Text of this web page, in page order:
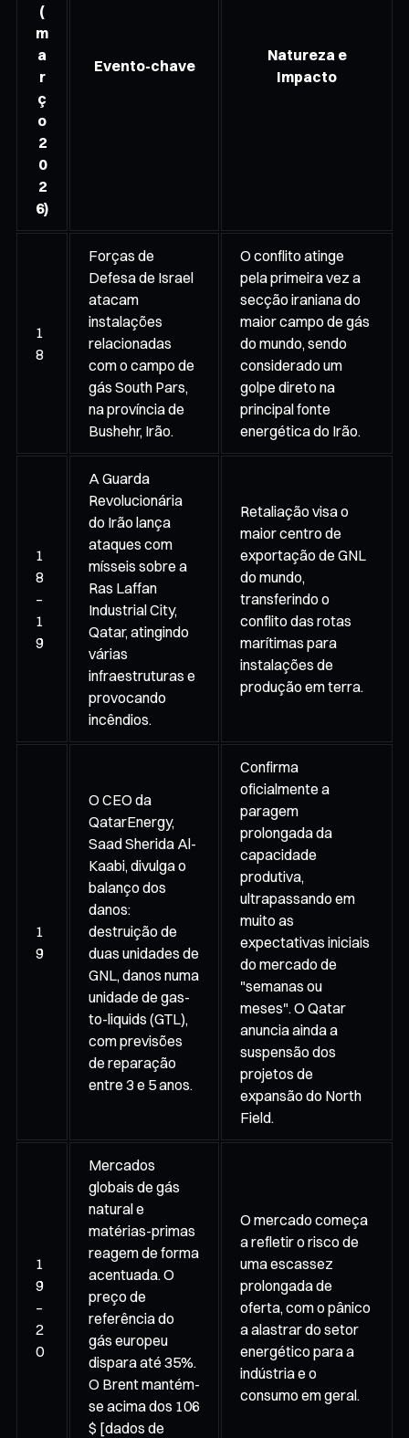
(
m
a
r
ç
o
2
0
2
6)
Evento-chave
Natureza e
Impacto
1
8
Forças de
Defesa de Israel
atacam
instalações
relacionadas
com o campo de
gás South Pars,
na província de
Bushehr, Irão.
O conflito atinge
pela primeira vez a
secção iraniana do
maior campo de gás
do mundo, sendo
considerado um
golpe direto na
principal fonte
energética do Irão.
1
8
–
1
9
A Guarda
Revolucionária
do Irão lança
ataques com
mísseis sobre a
Ras Laffan
Industrial City,
Qatar, atingindo
várias
infraestruturas e
provocando
incêndios.
Retaliação visa o
maior centro de
exportação de GNL
do mundo,
transferindo o
conflito das rotas
marítimas para
instalações de
produção em terra.
1
9
O CEO da
QatarEnergy,
Saad Sherida Al-
Kaabi, divulga o
balanço dos
danos:
destruição de
duas unidades de
GNL, danos numa
unidade de gas-
to-liquids (GTL),
com previsões
de reparação
entre 3 e 5 anos.
Confirma
oficialmente a
paragem
prolongada da
capacidade
produtiva,
ultrapassando em
muito as
expectativas iniciais
do mercado de
"semanas ou
meses". O Qatar
anuncia ainda a
suspensão dos
projetos de
expansão do North
Field.
1
9
–
2
0
Mercados
globais de gás
natural e
matérias-primas
reagem de forma
acentuada. O
preço de
referência do
gás europeu
dispara até 35%.
O Brent mantém-
se acima dos 106
$ [dados de
O mercado começa
a refletir o risco de
uma escassez
prolongada de
oferta, com o pânico
a alastrar do setor
energético para a
indústria e o
consumo em geral.